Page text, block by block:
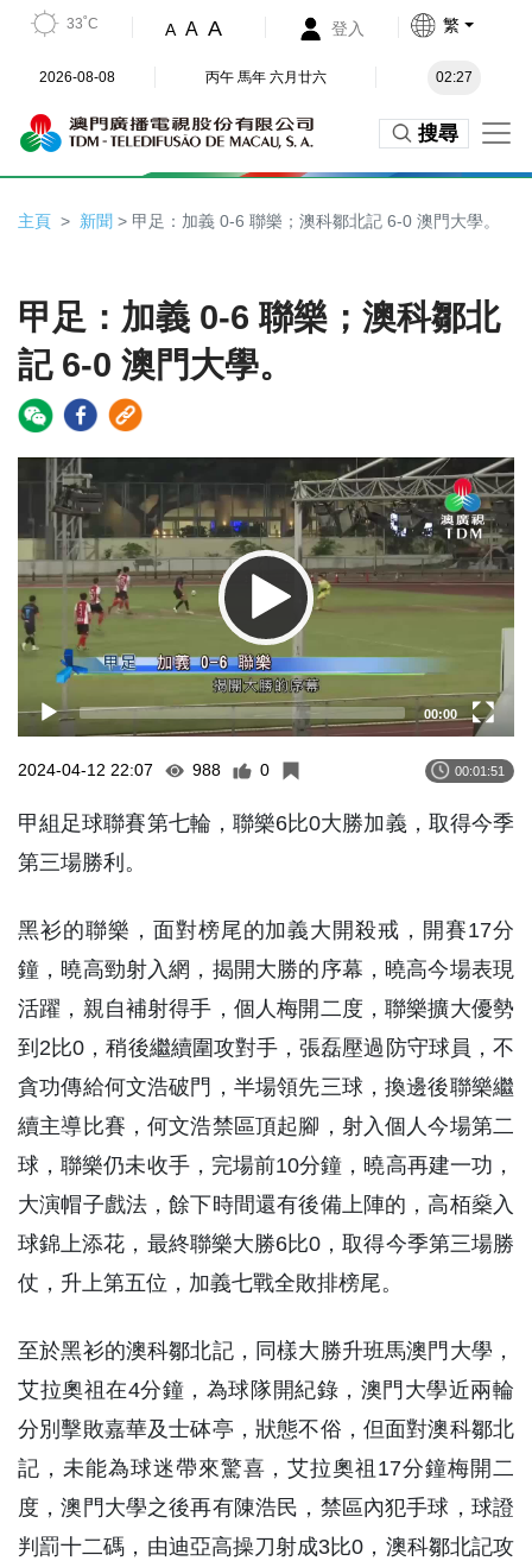
33˚C A A A 登入 繁
2026-08-08 丙午 馬年 六月廿六 02:27
搜尋
主頁 新聞 > 甲足：加義 0-6 聯樂；澳科鄒北記 6-0 澳門大學。
甲足：加義 0-6 聯樂；澳科鄒北
記 6-0 澳門大學。
Video
Player
00:00
2024-04-12 22:07 988 0 00:01:51
甲組足球聯賽第七輪，聯樂6比0大勝加義，取得今季
第三場勝利。
黑衫的聯樂，面對榜尾的加義大開殺戒，開賽17分
鐘，曉高勁射入網，揭開大勝的序幕，曉高今場表現
活躍，親自補射得手，個人梅開二度，聯樂擴大優勢
到2比0，稍後繼續圍攻對手，張磊壓過防守球員，不
貪功傳給何文浩破門，半場領先三球，換邊後聯樂繼
續主導比賽，何文浩禁區頂起腳，射入個人今場第二
球，聯樂仍未收手，完場前10分鐘，曉高再建一功，
大演帽子戲法，餘下時間還有後備上陣的，高栢燊入
球錦上添花，最終聯樂大勝6比0，取得今季第三場勝
仗，升上第五位，加義七戰全敗排榜尾。
至於黑衫的澳科鄒北記，同樣大勝升班馬澳門大學，
艾拉奧祖在4分鐘，為球隊開紀錄，澳門大學近兩輪
分別擊敗嘉華及士砵亭，狀態不俗，但面對澳科鄒北
記，未能為球迷帶來驚喜，艾拉奧祖17分鐘梅開二
度，澳門大學之後再有陳浩民，禁區內犯手球，球證
判罰十二碼，由迪亞高操刀射成3比0，澳科鄒北記攻